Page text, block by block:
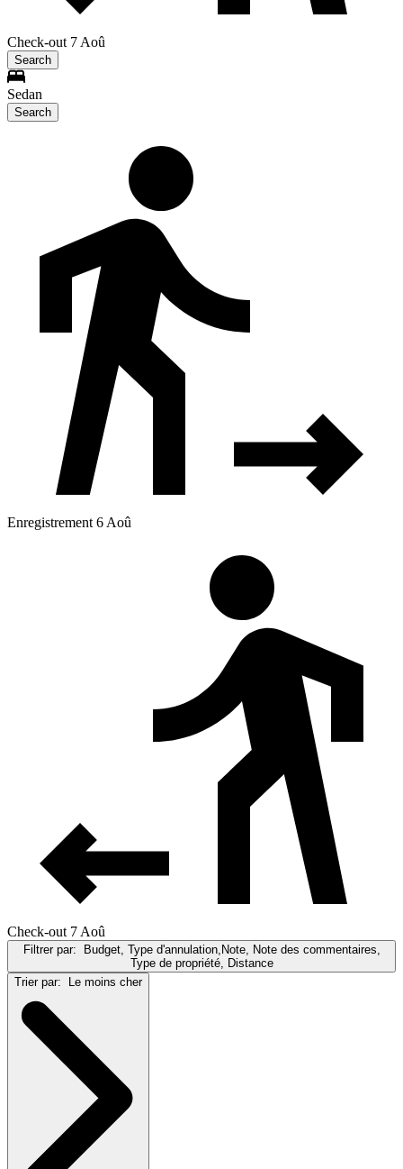
Check-out 7 Aoû
Search
Sedan
Search
Enregistrement 6 Aoû
Check-out 7 Aoû
Filtrer par: Budget, Type d'annulation,Note, Note des commentaires,
Type de propriété, Distance
Trier par: Le moins cher